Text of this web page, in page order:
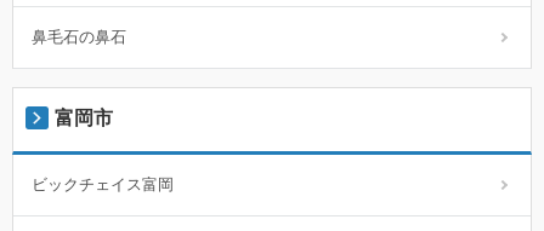
鼻毛石の鼻石
富岡市
ビックチェイス富岡